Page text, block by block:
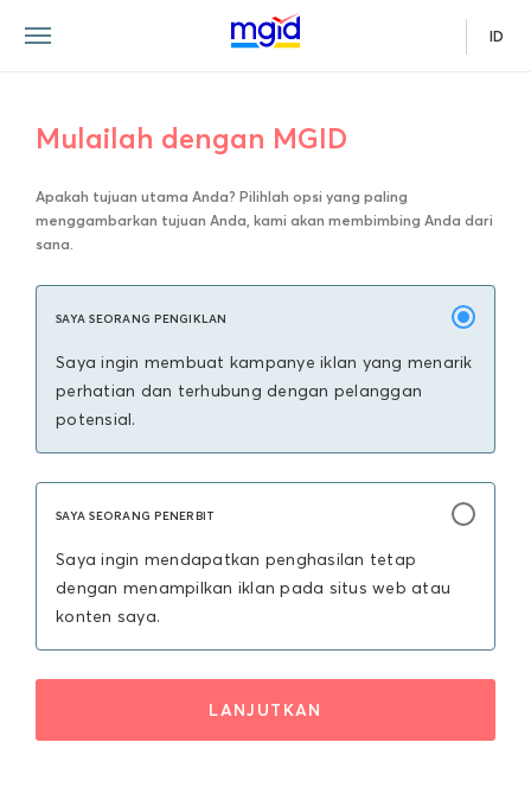
ID
Mulailah dengan MGID
Apakah tujuan utama Anda? Pilihlah opsi yang paling
menggambarkan tujuan Anda, kami akan membimbing Anda dari
sana.
SAYA SEORANG PENGIKLAN
Saya ingin membuat kampanye iklan yang menarik
perhatian dan terhubung dengan pelanggan
potensial.
SAYA SEORANG PENERBIT
Saya ingin mendapatkan penghasilan tetap
dengan menampilkan iklan pada situs web atau
konten saya.
LANJUTKAN